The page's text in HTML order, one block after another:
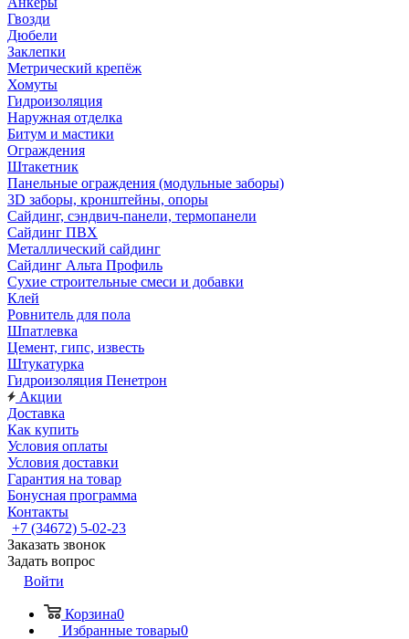
Гвозди
Дюбели
Заклепки
Метрический крепёж
Хомуты
Гидроизоляция
Наружная отделка
Битум и мастики
Ограждения
Штакетник
Панельные ограждения (модульные заборы)
3D заборы, кронштейны, опоры
Cайдинг, сэндвич-панели, термопанели
Сайдинг ПВХ
Металлический сайдинг
Сайдинг Альта Профиль
Сухие строительные смеси и добавки
Клей
Ровнитель для пола
Шпатлевка
Цемент, гипс, известь
Штукатурка
Гидроизоляция Пенетрон
Акции
Доставка
Как купить
Условия оплаты
Условия доставки
Гарантия на товар
Бонусная программа
Контакты
+7 (34672) 5-02-23
Заказать звонок
Задать вопрос
Войти
Корзина0
Избранные товары0